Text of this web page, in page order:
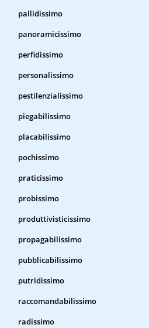
pallidissimo
panoramicissimo
perfidissimo
personalissimo
pestilenzialissimo
piegabilissimo
placabilissimo
pochissimo
praticissimo
probissimo
produttivisticissimo
propagabilissimo
pubblicabilissimo
putridissimo
raccomandabilissimo
radissimo